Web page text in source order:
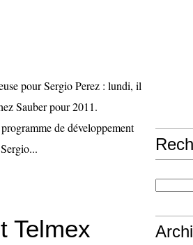
pour Sergio Perez : lundi, il
Sauber pour 2011.
de développement
Telmex